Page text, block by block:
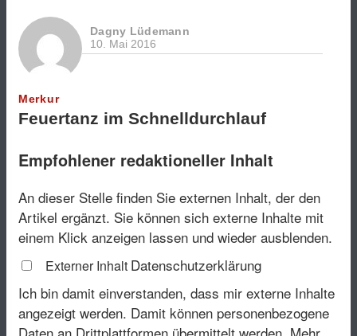
Dagny Lüdemann
10. Mai 2016
Merkur
Feuertanz im Schnelldurchlauf
Empfohlener redaktioneller Inhalt
An dieser Stelle finden Sie externen Inhalt, der den
Artikel ergänzt. Sie können sich externe Inhalte mit
einem Klick anzeigen lassen und wieder ausblenden.
Externer Inhalt Datenschutzerklärung
Ich bin damit einverstanden, dass mir externe Inhalte
angezeigt werden. Damit können personenbezogene